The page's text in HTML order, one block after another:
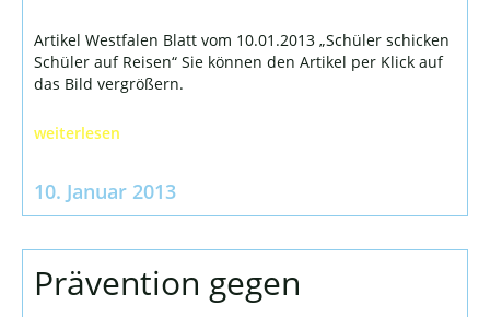
Artikel Westfalen Blatt vom 10.01.2013 „Schüler schicken
Schüler auf Reisen“ Sie können den Artikel per Klick auf
das Bild vergrößern.
weiterlesen
10. Januar 2013
Prävention gegen